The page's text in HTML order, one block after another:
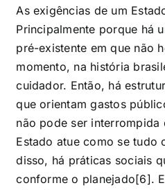
As exigências de um
Principalmente porque há
pré-existente em que não
momento, na história
cuidador. Então, há
que orientam gastos
não pode ser interrompida
Estado atue como se tudo
disso, há práticas sociais
conforme o planejado[6].